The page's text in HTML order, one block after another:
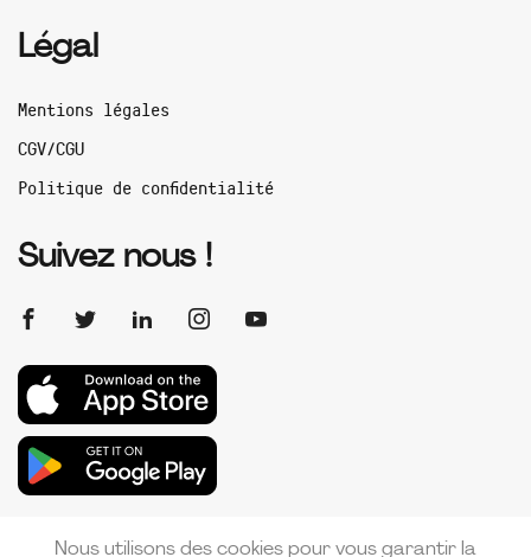
Légal
Mentions légales
CGV/CGU
Politique de confidentialité
Suivez nous !
Nous utilisons des cookies pour vous garantir la